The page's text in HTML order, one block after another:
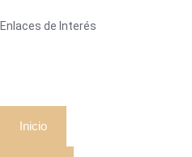
Enlaces de Interés
Inicio